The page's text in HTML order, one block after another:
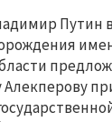
Путин
Алекперову